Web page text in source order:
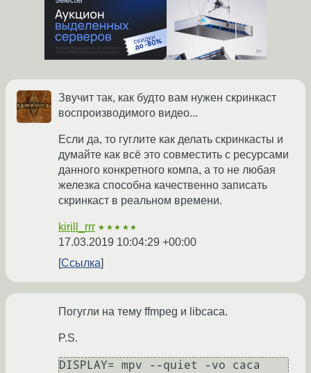
Звучит так, как будто вам нужен скринкаст
воспроизводимого видео...
Если да, то гуглите как делать скринкасты и
думайте как всё это совместить с ресурсами
данного конкретного компа, а то не любая
железка способна качественно записать
скринкаст в реальном времени.
kirill_rrr ★★★★★
17.03.2019 10:04:29 +00:00
Ссылка
Погугли на тему ffmpeg и libcaca.
P.S.
DISPLAY= mpv --quiet -vo caca